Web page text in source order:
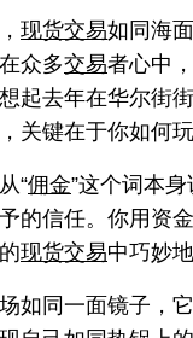
现货交易如同海
众多交易者心中
起去年在华尔街
关键在于你如何
“佣金”这个词本
的信任。你用资
现货交易中巧妙
如同一面镜子，